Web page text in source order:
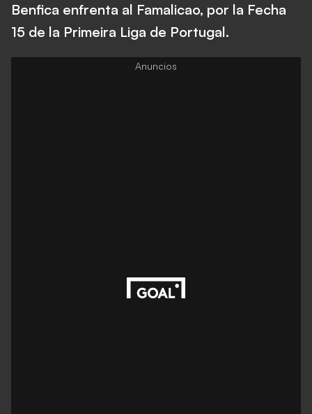
Benfica enfrenta al Famalicao, por la Fecha
15 de la Primeira Liga de Portugal.